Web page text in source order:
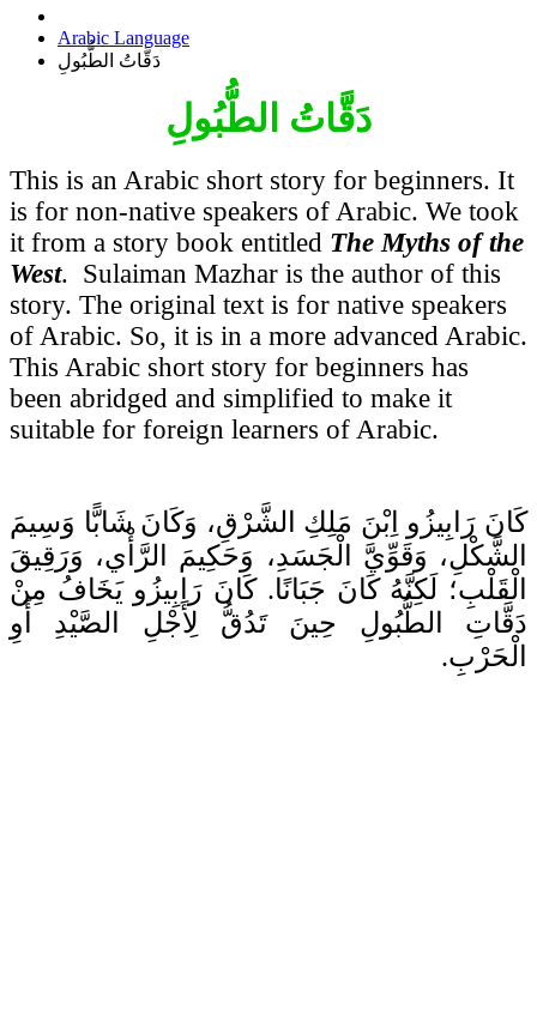
Arabic Language
دَقَّاتُ الطُّبُولِ
دَقَّاتُ الطُّبُولِ
This is an Arabic short story for beginners. It
is for non-native speakers of Arabic. We took
it from a story book entitled The Myths of the
West. Sulaiman Mazhar is the author of this
story. The original text is for native speakers
of Arabic. So, it is in a more advanced Arabic.
This Arabic short story for beginners has
been abridged and simplified to make it
suitable for foreign learners of Arabic.
كَانَ رَابِيزُو اِبْنَ مَلِكِ الشَّرْقِ، وَكَانَ شَابًّا وَسِيمَ
الشَّكْلِ، وَقَوِّيَّ الْجَسَدِ، وَحَكِيمَ الرَّأْي، وَرَقِيقَ
الْقَلْبِ؛ لَكِنَّهُ كَانَ جَبَانًا. كَانَ رَابِيزُو يَخَافُ مِنْ
دَقَّاتِ الطُّبُولِ حِينَ تَدُقُّ لِأَجْلِ الصَّيْدِ أَوِ
الْحَرْبِ.